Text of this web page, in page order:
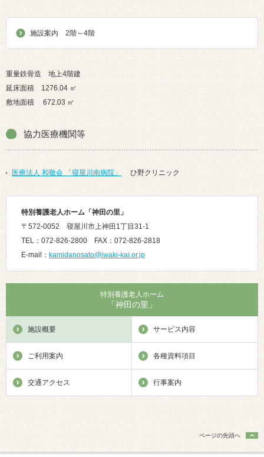
施設案内 2階～4階
重量鉄骨造 地上4階建
延床面積 1276.04 ㎡
敷地面積 672.03 ㎡
協力医療機関等
医療法人 和敬会 「寝屋川南病院」 ひ野クリニック
特別養護老人ホーム「神田の里」
〒572-0052 寝屋川市上神田1丁目31-1
TEL：072-826-2800 FAX：072-826-2818
E-mail： kamidanosato@iwaki-kai.or.jp
特別養護老人ホーム
「神田の里」
施設概要 サービス内容
ご利用案内 各種資料項目
交通アクセス 行事案内
ページの先頭へ